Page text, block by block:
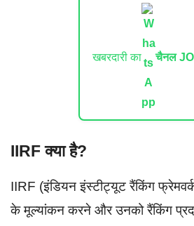
खबरदारी का चैनल
IIRF क्या है?
IIRF (इंडियन इंस्टीट्यूट रैंकिंग
के मूल्यांकन करने और उनको रैंकिंग